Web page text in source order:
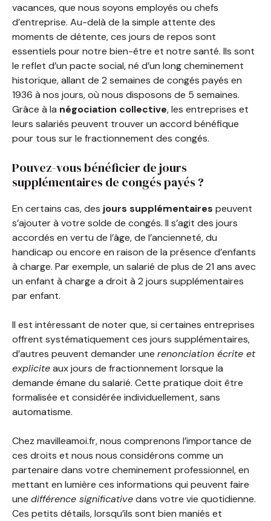
vacances, que nous soyons employés ou chefs
d’entreprise. Au-delà de la simple attente des
moments de détente, ces jours de repos sont
essentiels pour notre bien-être et notre santé. Ils sont
le reflet d’un pacte social, né d’un long cheminement
historique, allant de 2 semaines de congés payés en
1936 à nos jours, où nous disposons de 5 semaines.
Grâce à la négociation collective, les entreprises et
leurs salariés peuvent trouver un accord bénéfique
pour tous sur le fractionnement des congés.
Pouvez-vous bénéficier de jours
supplémentaires de congés payés ?
En certains cas, des jours supplémentaires peuvent
s’ajouter à votre solde de congés. Il s’agit des jours
accordés en vertu de l’âge, de l’ancienneté, du
handicap ou encore en raison de la présence d’enfants
à charge. Par exemple, un salarié de plus de 21 ans avec
un enfant à charge a droit à 2 jours supplémentaires
par enfant.
Il est intéressant de noter que, si certaines entreprises
offrent systématiquement ces jours supplémentaires,
d’autres peuvent demander une renonciation écrite et
expliciteaux jours de fractionnement lorsque la
demande émane du salarié. Cette pratique doit être
formalisée et considérée individuellement, sans
automatisme.
Chez mavilleamoi.fr, nous comprenons l’importance de
ces droits et nous nous considérons comme un
partenaire dans votre cheminement professionnel, en
mettant en lumière ces informations qui peuvent faire
une différence significativedans votre vie quotidienne.
Ces petits détails, lorsqu’ils sont bien maniés et